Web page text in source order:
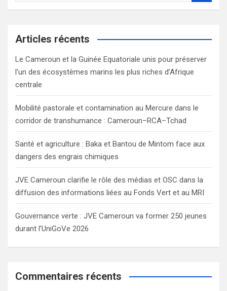
a
c
Articles récents
Le Cameroun et la Guinée Equatoriale unis pour préserver
l’un des écosystèmes marins les plus riches d’Afrique
centrale
Mobilité pastorale et contamination au Mercure dans le
corridor de transhumance : Cameroun–RCA–Tchad
Santé et agriculture : Baka et Bantou de Mintom face aux
dangers des engrais chimiques
JVE Cameroun clarifie le rôle des médias et OSC dans la
diffusion des informations liées au Fonds Vert et au MRI
Gouvernance verte : JVE Cameroun va former 250 jeunes
durant l’UniGoVe 2026
Commentaires récents